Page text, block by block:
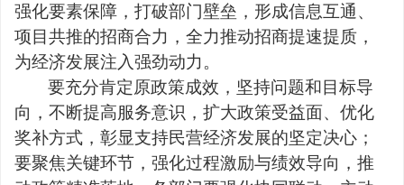
强化要素保障，打破部门壁垒，形成信息互通、
项目共推的招商合力，全力推动招商提速提质，
为经济发展注入强劲动力。
要充分肯定原政策成效，坚持问题和目标导
向，不断提高服务意识，扩大政策受益面、优化
奖补方式，彰显支持民营经济发展的坚定决心；
要聚焦关键环节，强化过程激励与绩效导向，推